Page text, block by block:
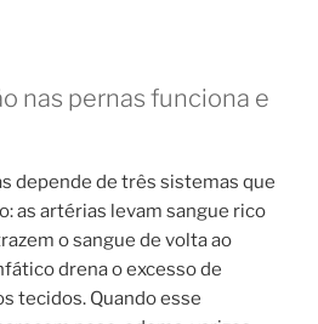
nas pernas funciona e
depende de três sistemas que
as artérias levam sangue rico
o sangue de volta ao
drena o excesso de
tecidos. Quando esse